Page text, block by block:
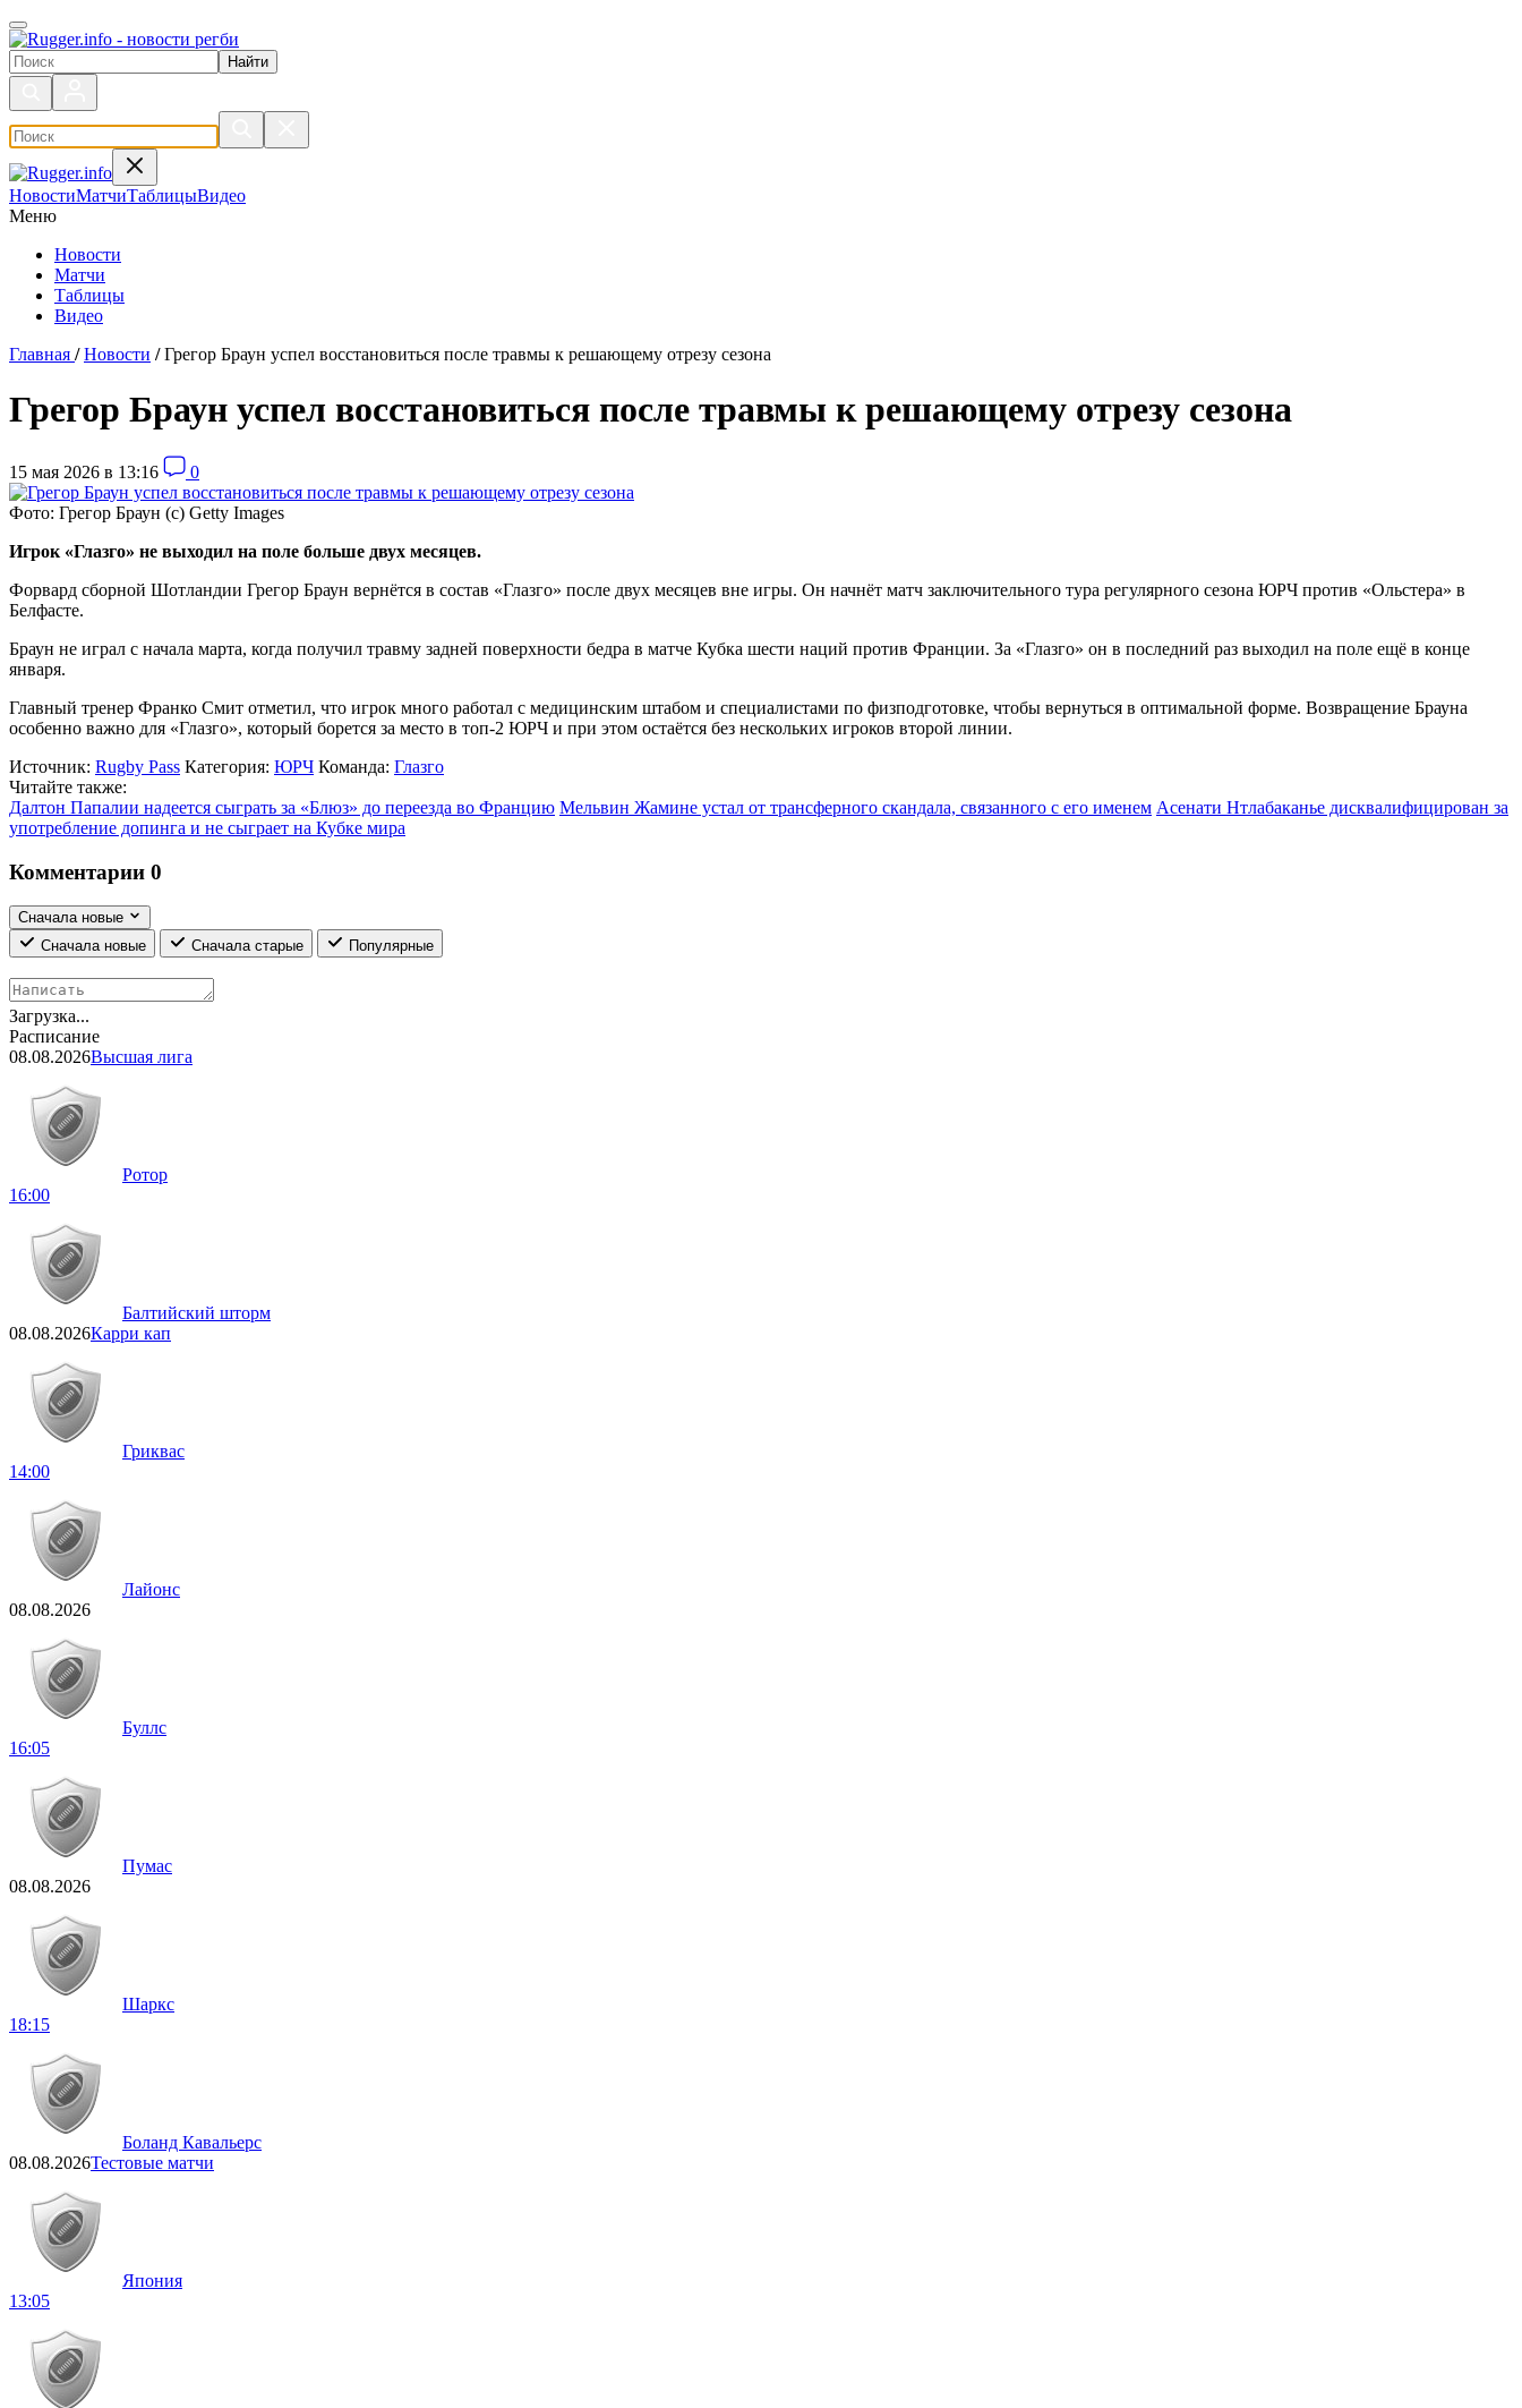
Поиск по сайту
НовостиМатчиТаблицыВидео
Меню
Новости
Матчи
Таблицы
Видео
Главная / Новости / Грегор Браун успел восстановиться после травмы к решающему отрезу сезона
Грегор Браун успел восстановиться после травмы к решающему отрезу сезона
15 мая 2026 в 13:16 0
Фото: Грегор Браун (с) Getty Images
Игрок «Глазго» не выходил на поле больше двух месяцев.
Форвард сборной Шотландии Грегор Браун вернётся в состав «Глазго» после двух месяцев вне игры. Он начнёт матч заключительного тура регулярного сезона ЮРЧ против «Ольстера» в
Белфасте.
Браун не играл с начала марта, когда получил травму задней поверхности бедра в матче Кубка шести наций против Франции. За «Глазго» он в последний раз выходил на поле ещё в конце
января.
Главный тренер Франко Смит отметил, что игрок много работал с медицинским штабом и специалистами по физподготовке, чтобы вернуться в оптимальной форме. Возвращение Брауна
особенно важно для «Глазго», который борется за место в топ-2 ЮРЧ и при этом остаётся без нескольких игроков второй линии.
Источник: Rugby Pass Категория: ЮРЧ Команда: Глазго
Читайте также:
Далтон Папалии надеется сыграть за «Блюз» до переезда во Францию Мельвин Жамине устал от трансферного скандала, связанного с его именем Асенати Нтлабаканье дисквалифицирован за
употребление допинга и не сыграет на Кубке мира
Комментарии 0
Сначала новые
Сначала новые
Сначала старые Популярные
Загрузка...
Расписание
08.08.2026Высшая лига
Ротор
16:00
Балтийский шторм
08.08.2026Карри кап
Гриквас
14:00
Лайонс
08.08.2026
Буллс
16:05
Пумас
08.08.2026
Шаркс
18:15
Боланд Кавальерс
08.08.2026Тестовые матчи
Япония
13:05